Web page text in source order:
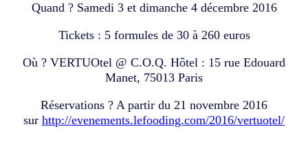
Quand ? Samedi 3 et dimanche 4 décembre 2016
Tickets : 5 formules de 30 à 260 euros
Où ? VERTUOtel @ C.O.Q. Hôtel : 15 rue Edouard
Manet, 75013 Paris
Réservations ? A partir du 21 novembre 2016
sur http://evenements.lefooding.com/2016/vertuotel/